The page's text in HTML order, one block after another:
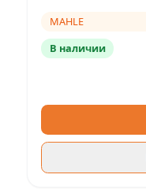
MAHLE
В наличии